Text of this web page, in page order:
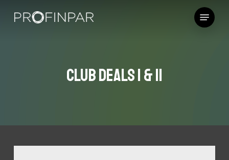
Menu
Club Deals I & II